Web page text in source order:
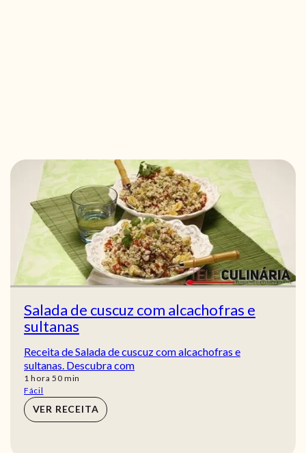
Salada de cuscuz com alcachofras e
sultanas
Receita de Salada de cuscuz com alcachofras e
sultanas. Descubra com
1 hora
hora 50min
min
Fácil
VER RECEITA